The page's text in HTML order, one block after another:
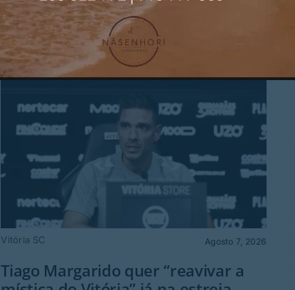
Vitória SC Agosto 7, 2026
Tiago Margarido quer “reavivar a